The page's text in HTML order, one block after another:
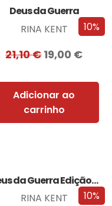
10%
Deus da Guerra
RINA KENT
21,10€19,00 €
Adicionar ao
carrinho
10%
Deus da Guerra Edição com EDGES
RINA KENT